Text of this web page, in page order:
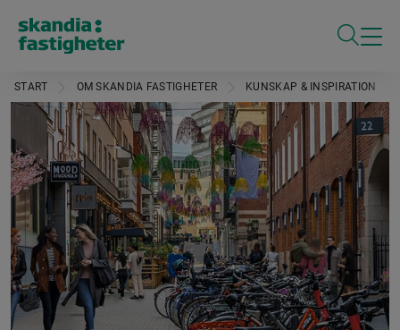
START OM SKANDIA FASTIGHETER KUNSKAP & INSPIRATION